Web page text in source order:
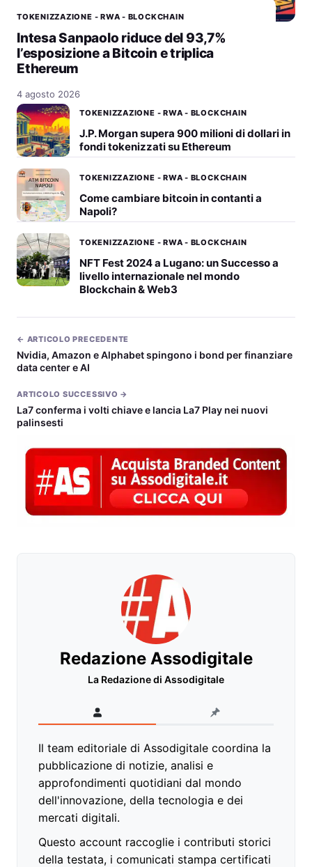
TOKENIZZAZIONE - RWA - BLOCKCHAIN
Intesa Sanpaolo riduce del 93,7%
l’esposizione a Bitcoin e triplica
Ethereum
4 agosto 2026
TOKENIZZAZIONE - RWA - BLOCKCHAIN
J.P. Morgan supera 900 milioni di dollari in
fondi tokenizzati su Ethereum
TOKENIZZAZIONE - RWA - BLOCKCHAIN
Come cambiare bitcoin in contanti a
Napoli?
TOKENIZZAZIONE - RWA - BLOCKCHAIN
NFT Fest 2024 a Lugano: un Successo a
livello internazionale nel mondo
Blockchain & Web3
← ARTICOLO PRECEDENTE
Nvidia, Amazon e Alphabet spingono i bond per finanziare
data center e AI
ARTICOLO SUCCESSIVO →
La7 conferma i volti chiave e lancia La7 Play nei nuovi
palinsesti
Redazione Assodigitale
La Redazione di Assodigitale
Il team editoriale di Assodigitale coordina la
pubblicazione di notizie, analisi e
approfondimenti quotidiani dal mondo
dell'innovazione, della tecnologia e dei
mercati digitali.
Questo account raccoglie i contributi storici
della testata, i comunicati stampa certificati